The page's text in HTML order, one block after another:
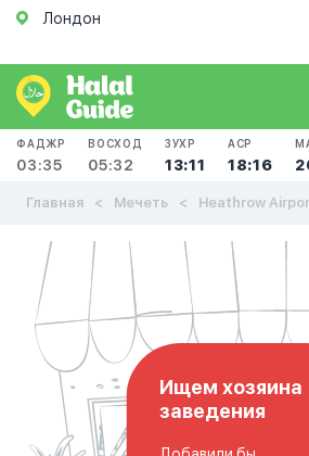
Лондон
ФАДЖР
03:35
ВОСХОД
05:32
ЗУХР
13:11
АСР
18:16
Главная Мечеть Heathrow
Ищем хозяина
заведения